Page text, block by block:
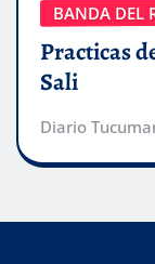
BANDA DEL
Practicas
Sali
Diario